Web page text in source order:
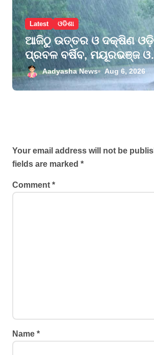
Latest ଓଡିଶା
ଆଜିଠୁ ଉତ୍ତର ଓ ଦକ୍ଷିଣ
ପ୍ରବଳ ବର୍ଷିବ, ମୟୂରଭଞ୍ଜ ଓ
କେନ୍ଦୁଝରକୁ ଅରେଞ୍ଜ ଆଲର୍ଟ,
ଜିଲ୍ଲାକୁ ୟେଲୋ ୱାର୍ଣ୍ଣିଂ
Aadyasha News Aug 6, 2026
Your email address will not be
fields are marked *
Comment *
Name *